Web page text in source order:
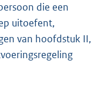
die een
uitoefent,
van hoofdstuk II,